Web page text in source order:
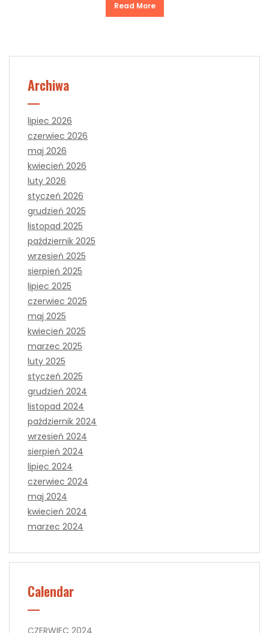
Read More
Archiwa
lipiec 2026
czerwiec 2026
maj 2026
kwiecień 2026
luty 2026
styczeń 2026
grudzień 2025
listopad 2025
październik 2025
wrzesień 2025
sierpień 2025
lipiec 2025
czerwiec 2025
maj 2025
kwiecień 2025
marzec 2025
luty 2025
styczeń 2025
grudzień 2024
listopad 2024
październik 2024
wrzesień 2024
sierpień 2024
lipiec 2024
czerwiec 2024
maj 2024
kwiecień 2024
marzec 2024
Calendar